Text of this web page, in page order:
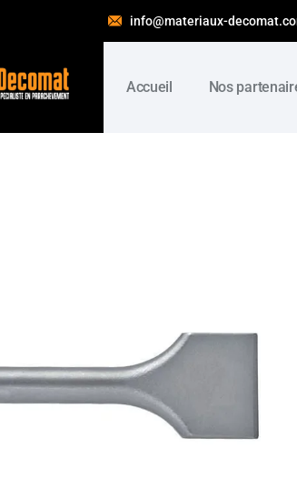
info@materiaux-
Accueil Nos